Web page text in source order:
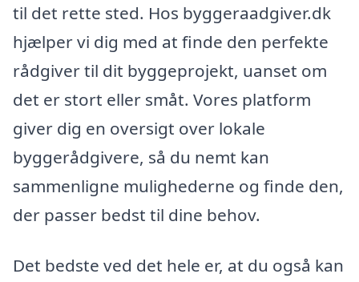
til det rette sted. Hos byggeraadgiver.dk
hjælper vi dig med at finde den perfekte
rådgiver til dit byggeprojekt, uanset om
det er stort eller småt. Vores platform
giver dig en oversigt over lokale
byggerådgivere, så du nemt kan
sammenligne mulighederne og finde den,
der passer bedst til dine behov.
Det bedste ved det hele er, at du også kan